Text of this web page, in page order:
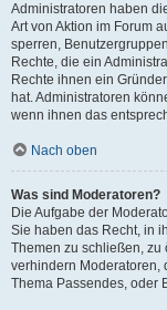
Administratoren haben
Art von Aktion im Forum
sperren,
Rechte, die ein
Rechte ihnen ein
hat. Administratoren
wenn ihnen das
Nach oben
Was sind Moderatoren?
Die Aufgabe der
Sie haben das Recht, in
Themen zu schließen,
verhindern Moderatoren,
Thema Passendes, oder